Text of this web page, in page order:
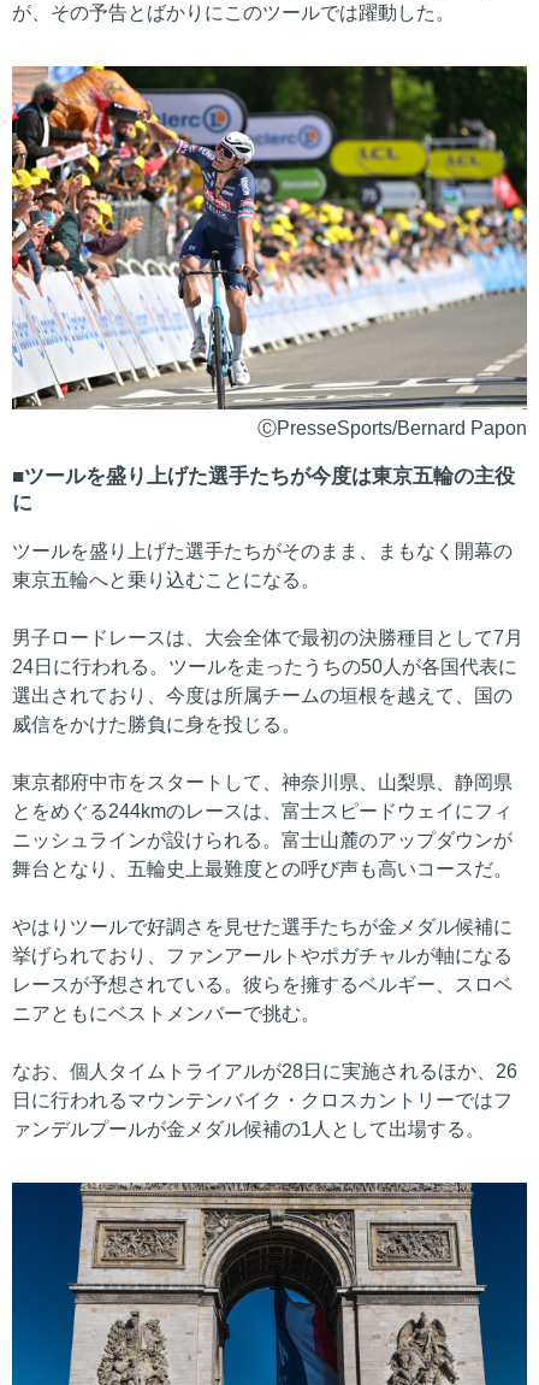
が、その予告とばかりにこのツールでは躍動した。
ⒸPresseSports/Bernard Papon
ツールを盛り上げた選手たちが今度は東京五輪の主役
に
ツールを盛り上げた選手たちがそのまま、まもなく開幕の
東京五輪へと乗り込むことになる。
男子ロードレースは、大会全体で最初の決勝種目として7月
24日に行われる。ツールを走ったうちの50人が各国代表に
選出されており、今度は所属チームの垣根を越えて、国の
威信をかけた勝負に身を投じる。
東京都府中市をスタートして、神奈川県、山梨県、静岡県
とをめぐる244kmのレースは、富士スピードウェイにフィ
ニッシュラインが設けられる。富士山麓のアップダウンが
舞台となり、五輪史上最難度との呼び声も高いコースだ。
やはりツールで好調さを見せた選手たちが金メダル候補に
挙げられており、ファンアールトやポガチャルが軸になる
レースが予想されている。彼らを擁するベルギー、スロベ
ニアともにベストメンバーで挑む。
なお、個人タイムトライアルが28日に実施されるほか、26
日に行われるマウンテンバイク・クロスカントリーではフ
ァンデルプールが金メダル候補の1人として出場する。